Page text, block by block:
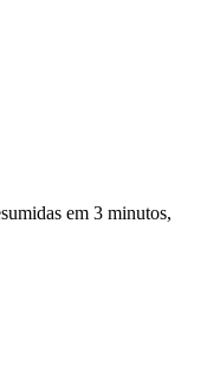
em 3 minutos,